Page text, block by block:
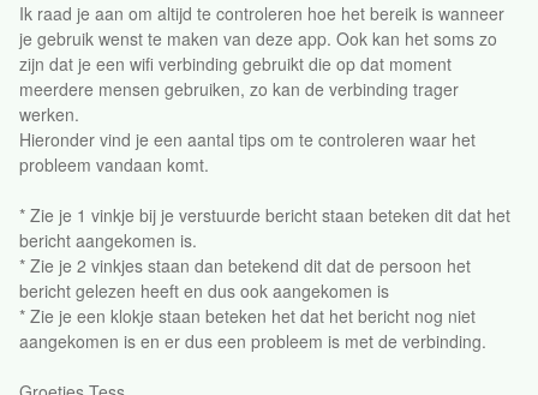
Ik raad je aan om altijd te controleren hoe het bereik is wanneer
je gebruik wenst te maken van deze app. Ook kan het soms zo
zijn dat je een wifi verbinding gebruikt die op dat moment
meerdere mensen gebruiken, zo kan de verbinding trager
werken.
Hieronder vind je een aantal tips om te controleren waar het
probleem vandaan komt.
* Zie je 1 vinkje bij je verstuurde bericht staan beteken dit dat het
bericht aangekomen is.
* Zie je 2 vinkjes staan dan betekend dit dat de persoon het
bericht gelezen heeft en dus ook aangekomen is
* Zie je een klokje staan beteken het dat het bericht nog niet
aangekomen is en er dus een probleem is met de verbinding.